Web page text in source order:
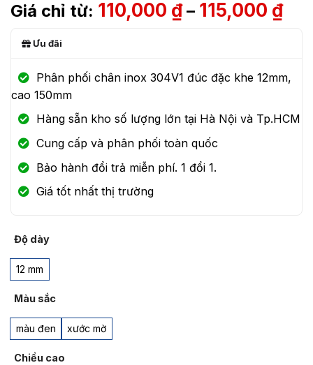
110,000 ₫– 115,000 ₫
Ưu đãi
Phân phối chân inox 304V1 đúc đặc khe 12mm,
cao 150mm
Hàng sẵn kho số lượng lớn tại Hà Nội và Tp.HCM
Cung cấp và phân phối toàn quốc
Bảo hành đổi trả miễn phí. 1 đổi 1.
Giá tốt nhất thị trường
Độ dày
12 mm
Màu sắc
màu đen xước mờ
Chiều cao